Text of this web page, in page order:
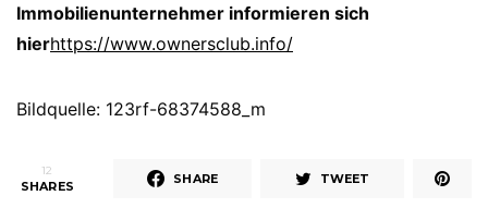
Immobilienunternehmer informieren sich
hierhttps://www.ownersclub.info/
Bildquelle: 123rf-68374588_m
12
SHARES SHARE TWEET